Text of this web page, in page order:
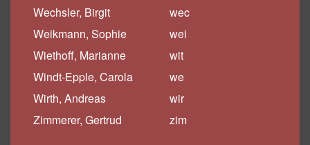
Wechsler, Birgit
wec
Weikmann, Sophie
wei
Wiethoff, Marianne
wit
Windt-Epple, Carola
we
Wirth, Andreas
wir
Zimmerer, Gertrud
zim